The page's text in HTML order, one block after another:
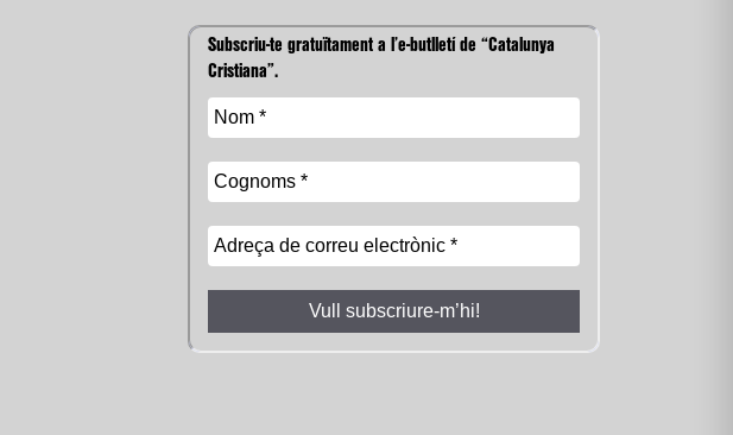
Subscriu-te gratuïtament a l’e-butlletí de “Catalunya
Cristiana”.